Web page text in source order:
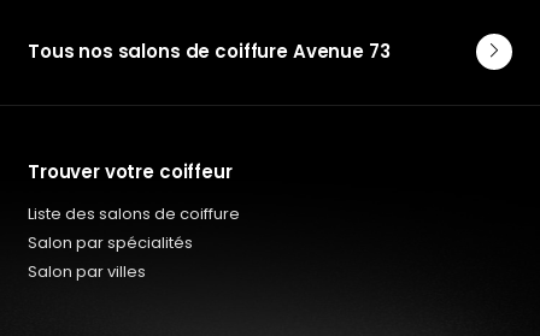
Coiffeur Salon hommes en Vendée
Tous nos salons de coiffure Avenue 73
Trouver votre coiffeur
Liste des salons de coiffure
Salon par spécialités
Salon par villes